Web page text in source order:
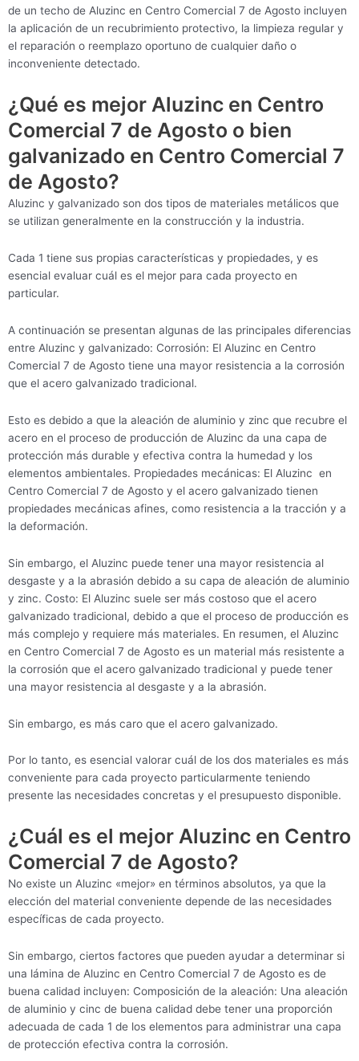
de un techo de Aluzinc en Centro Comercial 7 de Agosto incluyen
la aplicación de un recubrimiento protectivo, la limpieza regular y
el reparación o reemplazo oportuno de cualquier daño o
inconveniente detectado.
¿Qué es mejor Aluzinc en Centro
Comercial 7 de Agosto o bien
galvanizado en Centro Comercial 7
de Agosto?
Aluzinc y galvanizado son dos tipos de materiales metálicos que
se utilizan generalmente en la construcción y la industria.
Cada 1 tiene sus propias características y propiedades, y es
esencial evaluar cuál es el mejor para cada proyecto en
particular.
A continuación se presentan algunas de las principales diferencias
entre Aluzinc y galvanizado: Corrosión: El Aluzinc en Centro
Comercial 7 de Agosto tiene una mayor resistencia a la corrosión
que el acero galvanizado tradicional.
Esto es debido a que la aleación de aluminio y zinc que recubre el
acero en el proceso de producción de Aluzinc da una capa de
protección más durable y efectiva contra la humedad y los
elementos ambientales. Propiedades mecánicas: El Aluzinc en
Centro Comercial 7 de Agosto y el acero galvanizado tienen
propiedades mecánicas afines, como resistencia a la tracción y a
la deformación.
Sin embargo, el Aluzinc puede tener una mayor resistencia al
desgaste y a la abrasión debido a su capa de aleación de aluminio
y zinc. Costo: El Aluzinc suele ser más costoso que el acero
galvanizado tradicional, debido a que el proceso de producción es
más complejo y requiere más materiales. En resumen, el Aluzinc
en Centro Comercial 7 de Agosto es un material más resistente a
la corrosión que el acero galvanizado tradicional y puede tener
una mayor resistencia al desgaste y a la abrasión.
Sin embargo, es más caro que el acero galvanizado.
Por lo tanto, es esencial valorar cuál de los dos materiales es más
conveniente para cada proyecto particularmente teniendo
presente las necesidades concretas y el presupuesto disponible.
¿Cuál es el mejor Aluzinc en Centro
Comercial 7 de Agosto?
No existe un Aluzinc «mejor» en términos absolutos, ya que la
elección del material conveniente depende de las necesidades
específicas de cada proyecto.
Sin embargo, ciertos factores que pueden ayudar a determinar si
una lámina de Aluzinc en Centro Comercial 7 de Agosto es de
buena calidad incluyen: Composición de la aleación: Una aleación
de aluminio y cinc de buena calidad debe tener una proporción
adecuada de cada 1 de los elementos para administrar una capa
de protección efectiva contra la corrosión.